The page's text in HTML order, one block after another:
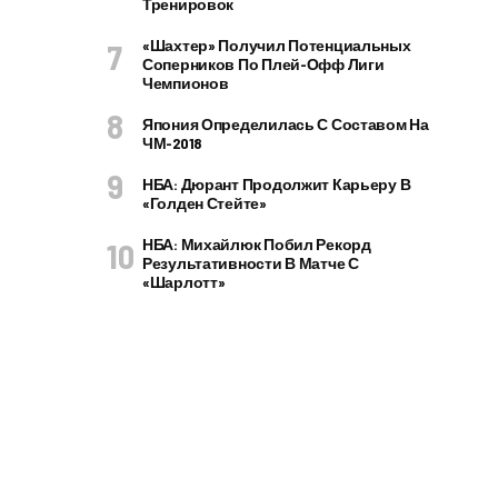
Тренировок
«Шахтер» Получил Потенциальных
Соперников По Плей-Офф Лиги
Чемпионов
Япония Определилась С Составом На
ЧМ-2018
НБА: Дюрант Продолжит Карьеру В
«Голден Стейте»
НБА: Михайлюк Побил Рекорд
Результативности В Матче С
«Шарлотт»